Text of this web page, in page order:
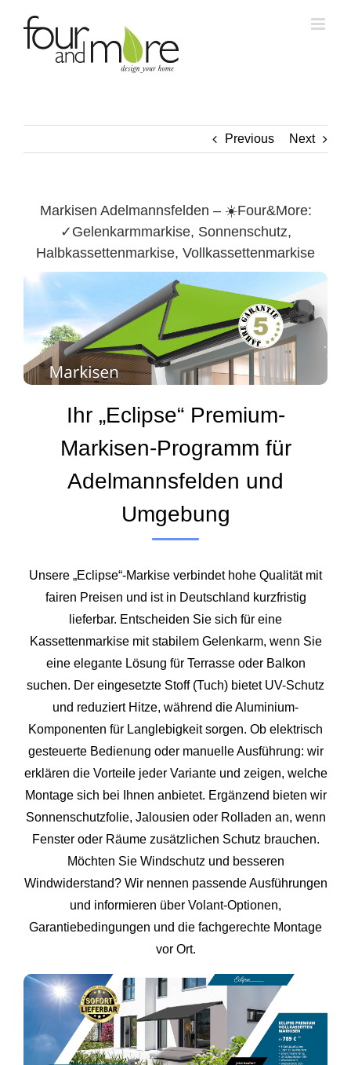
content
Previous Next
Markisen Adelmannsfelden – ☀️Four&More:
✓Gelenkarmmarkise, Sonnenschutz,
Halbkassettenmarkise, Vollkassettenmarkise
Ihr „Eclipse“ Premium-
Markisen-Programm für
Adelmannsfelden und
Umgebung
Unsere „Eclipse“-Markise verbindet hohe Qualität mit
fairen Preisen und ist in Deutschland kurzfristig
lieferbar. Entscheiden Sie sich für eine
Kassettenmarkise mit stabilem Gelenkarm, wenn Sie
eine elegante Lösung für Terrasse oder Balkon
suchen. Der eingesetzte Stoff (Tuch) bietet UV-Schutz
und reduziert Hitze, während die Aluminium-
Komponenten für Langlebigkeit sorgen. Ob elektrisch
gesteuerte Bedienung oder manuelle Ausführung: wir
erklären die Vorteile jeder Variante und zeigen, welche
Montage sich bei Ihnen anbietet. Ergänzend bieten wir
Sonnenschutzfolie, Jalousien oder Rolladen an, wenn
Fenster oder Räume zusätzlichen Schutz brauchen.
Möchten Sie Windschutz und besseren
Windwiderstand? Wir nennen passende Ausführungen
und informieren über Volant-Optionen,
Garantiebedingungen und die fachgerechte Montage
vor Ort.